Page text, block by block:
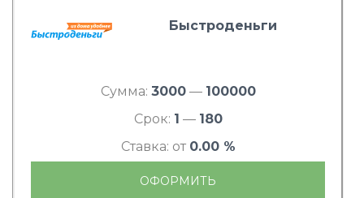
Быстроденьги
Сумма: 3000— 100000
Срок: 1 — 180
Ставка: от 0.00 %
ОФОРМИТЬ